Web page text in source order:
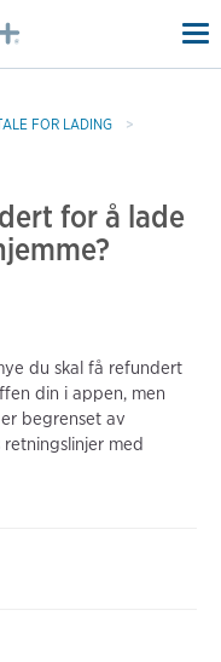
FOR LADING
for å lade
du skal få refundert
din i appen, men
begrenset av
med